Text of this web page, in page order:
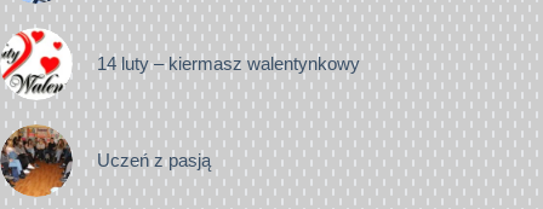
14 luty – kiermasz walentynkowy
Uczeń z pasją